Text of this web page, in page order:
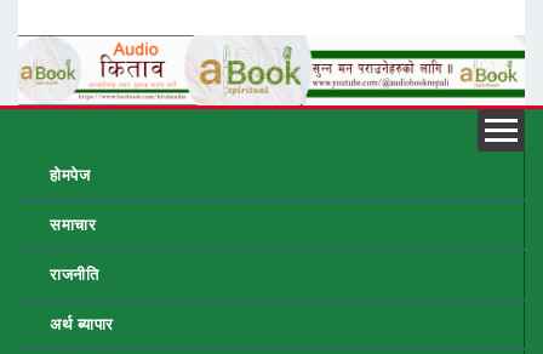
होमपेज
समाचार
राजनीति
अर्थ ब्यापार